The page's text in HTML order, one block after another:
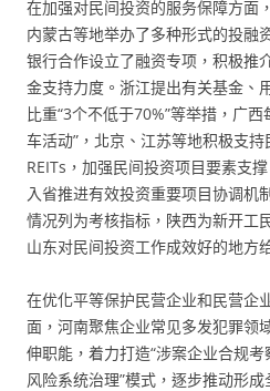
在加强对民间投资的服务保障方面
内蒙古等地举办了多种形式的投融
银行合作设立了融资专项，积极推
金支持力度。浙江提出有关基金、
比重“3个不低于70%”等举措，广
车活动”，北京、江苏等地积极支
REITs，加强民间投资项目要素支
入省推进有效投资重要项目协调机
情况列为考核指标，陕西为新开工
山东对民间投资工作成效好的地方
在优化平等保护民营企业和民营企
面，河南聚焦企业常见多发犯罪领
伸职能，着力打造“涉案企业合规
风险系统治理”模式，逐步推动形